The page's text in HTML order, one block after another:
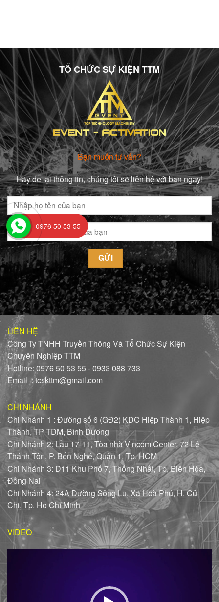
TỔ CHỨC SỰ KIỆN TTM
Bạn muốn tư vấn?
Hãy để lại thông tin, chúng tôi sẽ liên hệ với bạn ngay!
LIÊN HỆ
Công Ty TNHH Truyền Thông Và Tổ Chức Sự Kiện
Chuyên Nghiệp TTM
Hotline: 0976 50 53 55 - 0933 088 733
Email : tcskttm@gmail.com
CHI NHÁNH
Chi Nhánh 1 : Đường số 6 (GĐ2) KDC Hiệp Thành 1, Hiệp
Thành, TP TDM, Bình Dương
Chi Nhánh 2: Lầu 17-11, Tòa nhà Vincom Center, 72 Lê
Thánh Tôn, P. Bến Nghé, Quận 1, Tp. HCM
Chi Nhánh 3: D11 Khu Phố 7, Thống Nhất, Tp, Biên Hòa,
Đồng Nai
Chi Nhánh 4: 24A Đường Sông Lu, Xã Hoà Phú, H. Củ
Chi, Tp. Hồ Chí Minh
VIDEO
0976 50 53 55